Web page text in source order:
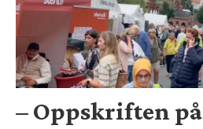
– Oppskriften på